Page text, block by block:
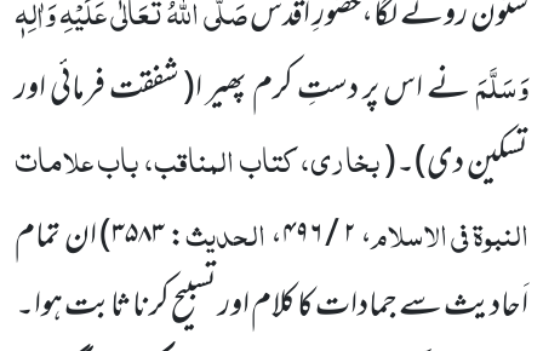
ستون رونے لگا،حضورِ اقدس
وَسَلَّمَنے اس پر دستِ کرم پھیر ا( شفقت فرمائی اور
تسکیندی)۔(بخاری، کتاب المناقب، باب علامات
النبوۃ فی الاسلام،۲ / ۴۹۶ ،الحدیث:۳۵۸۳)ان تمام
اَحادیث سے جمادات کا کلام اور تسبیح کرنا ثابت ہوا۔